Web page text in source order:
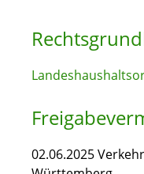
02.06.2025